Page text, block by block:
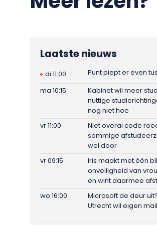
Laatste nieuws
di 11:00
Punt piept er even
ma 10:15
Kabinet wil meer
nuttige
nog niet hoe
vr 11:00
Niet overal code
sommige
wel door
vr 09:15
Iris maakt met één
onveiligheid van
en wint daarmee
wo 16:00
Microsoft de deur
Utrecht wil eigen